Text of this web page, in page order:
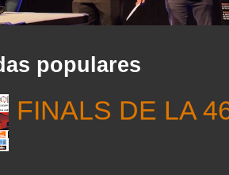
populares
FINALS DE LA